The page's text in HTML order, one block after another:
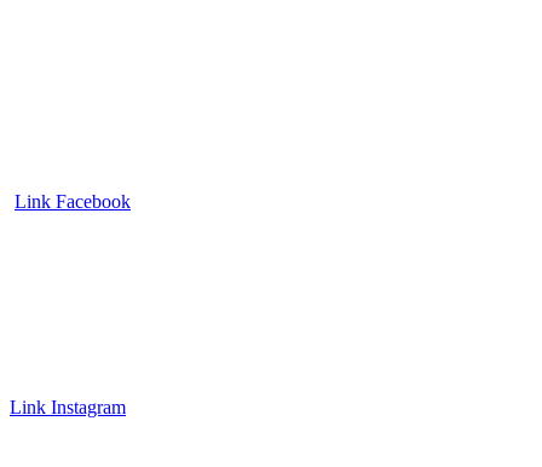
Link Facebook
Link Instagram